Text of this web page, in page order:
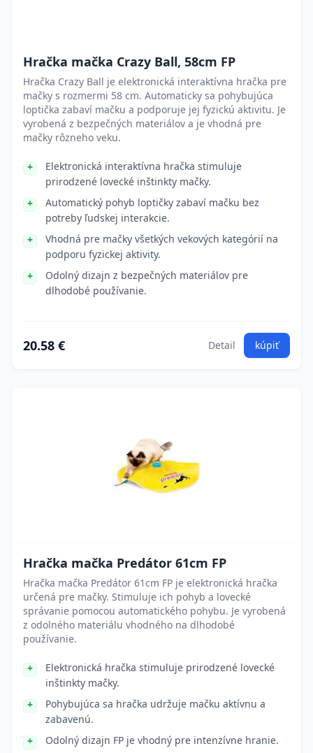
Hračka mačka Crazy Ball, 58cm FP
Hračka Crazy Ball je elektronická interaktívna hračka pre
mačky s rozmermi 58 cm. Automaticky sa pohybujúca
loptička zabaví mačku a podporuje jej fyzickú aktivitu. Je
vyrobená z bezpečných materiálov a je vhodná pre
mačky rôzneho veku.
Elektronická interaktívna hračka stimuluje
prirodzené lovecké inštinkty mačky.
Automatický pohyb loptičky zabaví mačku bez
potreby ľudskej interakcie.
Vhodná pre mačky všetkých vekových kategórií na
podporu fyzickej aktivity.
Odolný dizajn z bezpečných materiálov pre
dlhodobé používanie.
20.58 € Detail kúpiť
Hračka mačka Predátor 61cm FP
Hračka mačka Predátor 61cm FP je elektronická hračka
určená pre mačky. Stimuluje ich pohyb a lovecké
správanie pomocou automatického pohybu. Je vyrobená
z odolného materiálu vhodného na dlhodobé
používanie.
Elektronická hračka stimuluje prirodzené lovecké
inštinkty mačky.
Pohybujúca sa hračka udržuje mačku aktívnu a
zabavenú.
Odolný dizajn FP je vhodný pre intenzívne hranie.